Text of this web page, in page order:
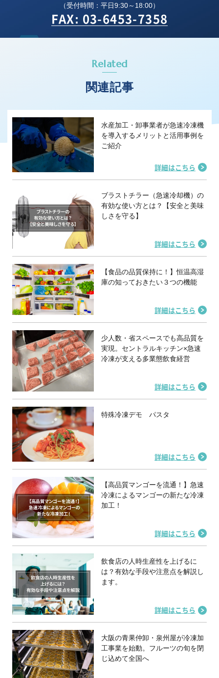
（受付時間：平日9:30～18:00）
FAX: 03-6453-7358
Related
関連記事
水産加工・卸事業者が急速冷凍機
を導入するメリットと活用事例を
ご紹介
詳細はこちら
ブラストチラー（急速冷却機）の
有効な使い方とは？【安全と美味
しさを守る】
詳細はこちら
【食品の品質保持に！】恒温高湿
庫の知っておきたい３つの機能
詳細はこちら
少人数・省スペースでも高品質を
実現。セントラルキッチン×急速
冷凍が支える多業態飲食経営
詳細はこちら
特殊冷凍デモ パスタ
詳細はこちら
【高品質マンゴーを流通！】急速
冷凍によるマンゴーの新たな冷凍
加工！
詳細はこちら
飲食店の人時生産性を上げるに
は？有効な手段や注意点を解説し
ます。
詳細はこちら
大阪の青果仲卸・泉州屋が冷凍加
工事業を始動。フルーツの旬を閉
じ込めて全国へ